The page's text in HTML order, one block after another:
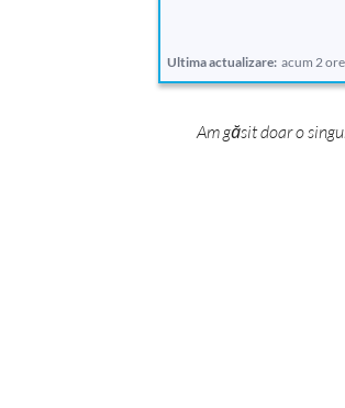
Ultima actualizare: acum 2 ore
Am găsit doar o